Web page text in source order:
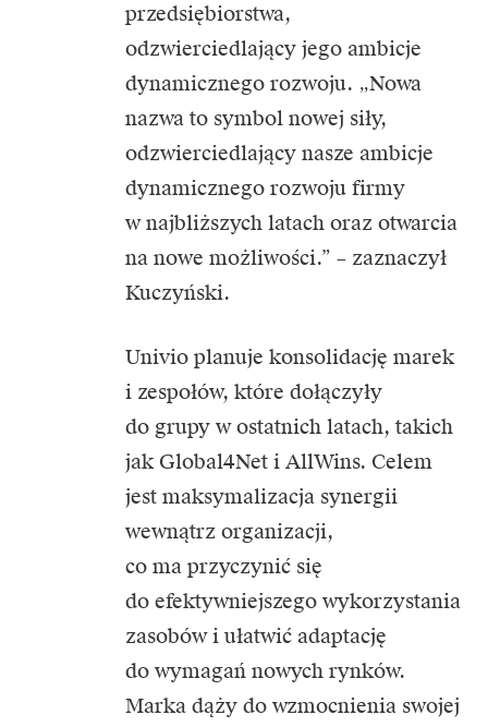
przedsiębiorstwa,
odzwierciedlający jego ambicje
dynamicznego rozwoju. „Nowa
nazwa to symbol nowej siły,
odzwierciedlający nasze ambicje
dynamicznego rozwoju firmy
w najbliższych latach oraz otwarcia
na nowe możliwości.” – zaznaczył
Kuczyński.
Univio planuje konsolidację marek
i zespołów, które dołączyły
do grupy w ostatnich latach, takich
jak Global4Net i AllWins. Celem
jest maksymalizacja synergii
wewnątrz organizacji,
co ma przyczynić się
do efektywniejszego wykorzystania
zasobów i ułatwić adaptację
do wymagań nowych rynków.
Marka dąży do wzmocnienia swojej